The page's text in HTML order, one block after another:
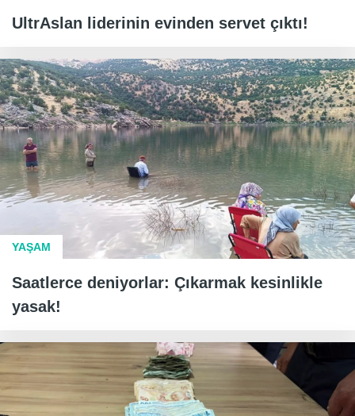
UltrAslan liderinin evinden servet çıktı!
YAŞAM
Saatlerce deniyorlar: Çıkarmak kesinlikle
yasak!